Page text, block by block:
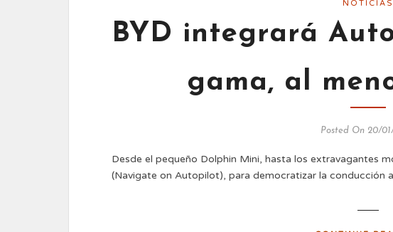
NOTICIAS
BYD integrará
gama, al
Posted On 20/
Desde el pequeño Dolphin Mini, hasta los extravagantes
(Navigate on Autopilot), para democratizar la conducción